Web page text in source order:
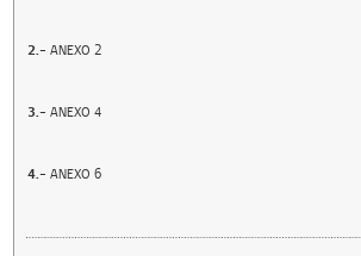
2.- ANEXO 2
3.- ANEXO 4
4.- ANEXO 6